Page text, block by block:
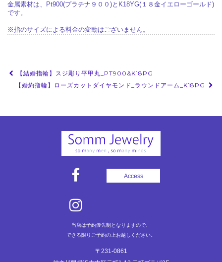
金属素材は、Pt900(プラチナ９００)とK18YG(１８金イエローゴールド)
です。
※指のサイズによる料金の変動はございません。
投
稿
ビ
【結婚指輪】スジ彫り平甲丸_PT900&K18PG
【婚約指輪】ローズカットダイヤモンド_ラウンドアーム_K18PG
Access
当店は予約優先制となりますので、
できる限りご予約の上お越しください。
〒231-0861